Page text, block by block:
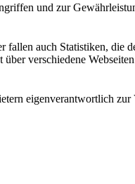
und zur
auch Statistiken, die
verschiedene
eigenverantwortlich